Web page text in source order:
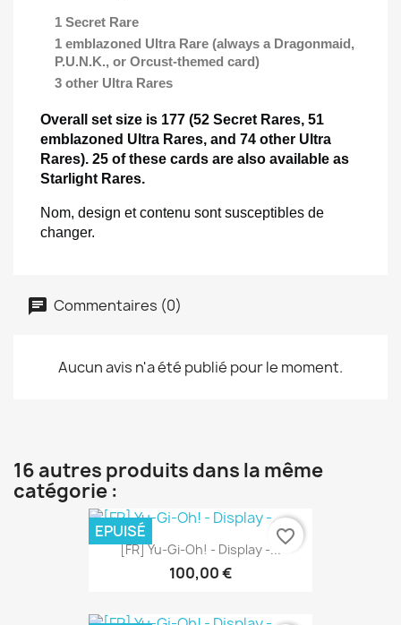
1 Secret Rare
1 emblazoned Ultra Rare (always a Dragonmaid,
P.U.N.K., or Orcust-themed card)
3 other Ultra Rares
Overall set size is 177 (52 Secret Rares, 51
emblazoned Ultra Rares, and 74 other Ultra
Rares). 25 of these cards are also available as
Starlight Rares.
Nom, design et contenu sont susceptibles de
changer.
Commentaires (0)
Aucun avis n'a été publié pour le moment.
16 autres produits dans la même
catégorie :
[FR] Yu-Gi-Oh! - Display -...
100,00 €
EPUISÉ favorite_border